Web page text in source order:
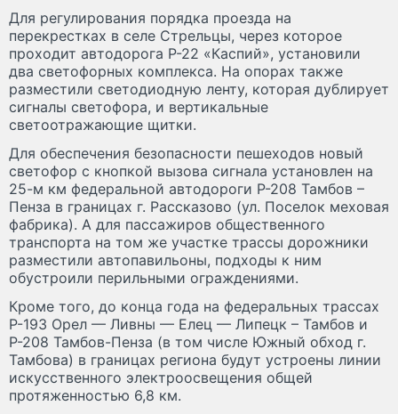
Для регулирования порядка проезда на
перекрестках в селе Стрельцы, через которое
проходит автодорога Р-22 «Каспий», установили
два светофорных комплекса. На опорах также
разместили светодиодную ленту, которая дублирует
сигналы светофора, и вертикальные
светоотражающие щитки.
Для обеспечения безопасности пешеходов новый
светофор с кнопкой вызова сигнала установлен на
25-м км федеральной автодороги Р-208 Тамбов –
Пенза в границах г. Рассказово (ул. Поселок меховая
фабрика). А для пассажиров общественного
транспорта на том же участке трассы дорожники
разместили автопавильоны, подходы к ним
обустроили перильными ограждениями.
Кроме того, до конца года на федеральных трассах
Р-193 Орел — Ливны — Елец — Липецк – Тамбов и
Р-208 Тамбов-Пенза (в том числе Южный обход г.
Тамбова) в границах региона будут устроены линии
искусственного электроосвещения общей
протяженностью 6,8 км.